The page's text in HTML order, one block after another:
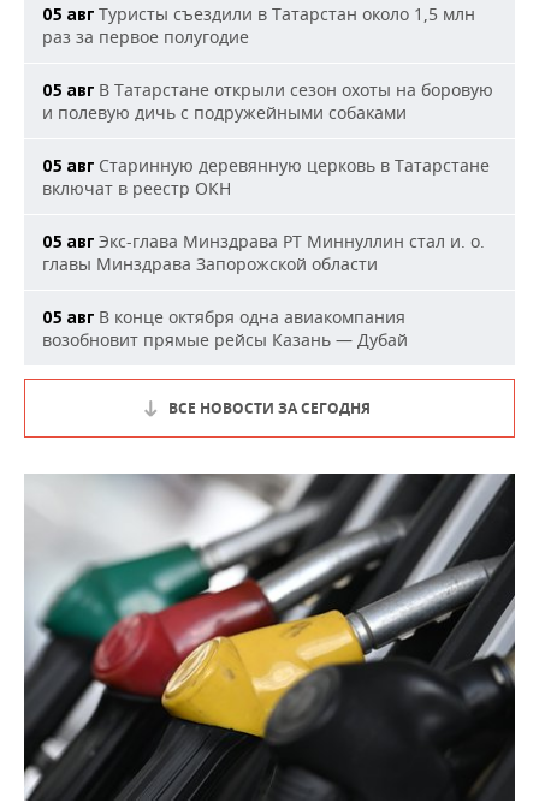
05 авг Туристы съездили в Татарстан около 1,5 млн
раз за первое полугодие
05 авг В Татарстане открыли сезон охоты на боровую
и полевую дичь с подружейными собаками
05 авг Старинную деревянную церковь в Татарстане
включат в реестр ОКН
05 авг Экс-глава Минздрава РТ Миннуллин стал и. о.
главы Минздрава Запорожской области
05 авг В конце октября одна авиакомпания
возобновит прямые рейсы Казань — Дубай
ВСЕ НОВОСТИ ЗА СЕГОДНЯ